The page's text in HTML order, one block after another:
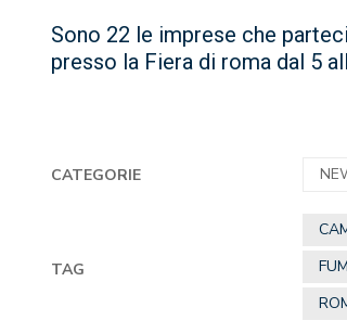
Sono 22 le imprese che
presso la Fiera di roma dal 5
CATEGORIE
TAG